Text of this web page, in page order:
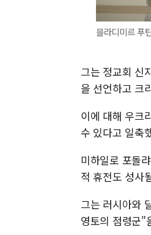
블라디미르 푸
그는 정교회 신
을 선언하고 크
이에 대해 우크
수 있다고 일축
미하일로 포돌
적 휴전도 성사
그는 러시아와
영토의 점령군"